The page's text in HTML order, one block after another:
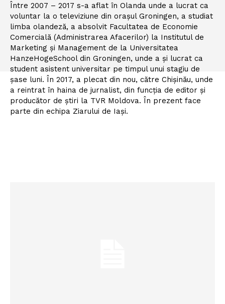
Între 2007 – 2017 s-a aflat în Olanda unde a lucrat ca
voluntar la o televiziune din orașul Groningen, a studiat
limba olandeză, a absolvit Facultatea de Economie
Comercială (Administrarea Afacerilor) la Institutul de
Marketing și Management de la Universitatea
HanzeHogeSchool din Groningen, unde a și lucrat ca
student asistent universitar pe timpul unui stagiu de
șase luni. În 2017, a plecat din nou, către Chișinău, unde
a reintrat în haina de jurnalist, din funcția de editor și
producător de știri la TVR Moldova. În prezent face
parte din echipa Ziarului de Iași.